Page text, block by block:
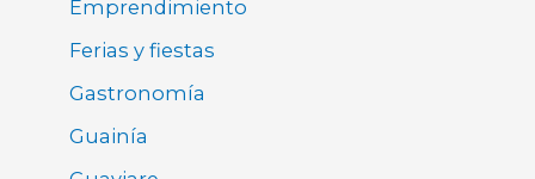
Emprendimiento
Ferias y fiestas
Gastronomía
Guainía